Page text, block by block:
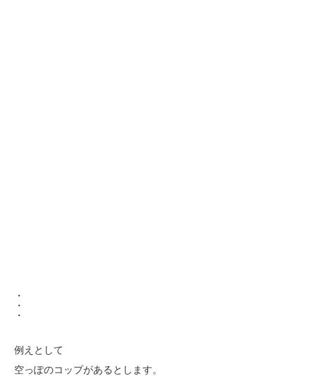
・
・
・
例えとして
空っぽのコップがあるとします。